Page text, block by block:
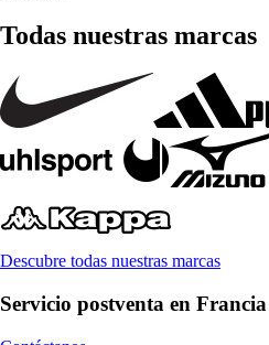
Todas nuestras marcas
Descubre todas nuestras marcas
Servicio postventa en Francia